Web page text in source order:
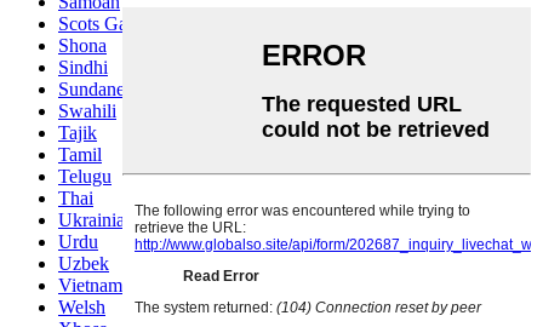
Scots Gaelic
Shona
Sindhi
Sundanese
Swahili
Tajik
Tamil
Telugu
Thai
Ukrainian
Urdu
Uzbek
Vietnamese
Welsh